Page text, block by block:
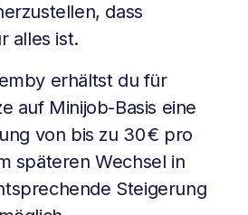
dass
alles ist.
erhältst du für
auf Minijob-Basis eine
von bis zu 30 € pro
späteren Wechsel in
Steigerung